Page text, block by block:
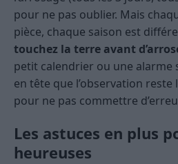
pour ne pas oublier. Mais
pièce, chaque saison est
touchez la terre avant
petit calendrier ou une alarme
en tête que l’observation reste
pour ne pas commettre
Les astuces en plus
heureuses